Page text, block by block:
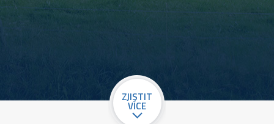
ZJISTIT
VÍCE